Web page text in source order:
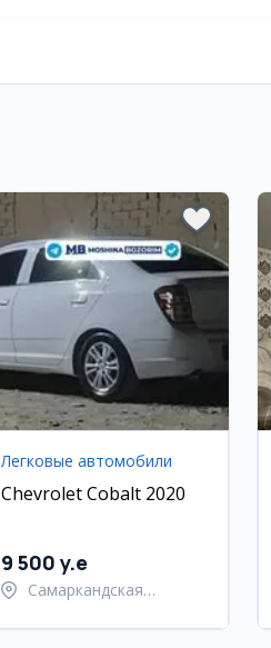
Легковые автомобили
Chevrolet Cobalt 2020
9 500 y.e
Самаркандская
Самаркандский район